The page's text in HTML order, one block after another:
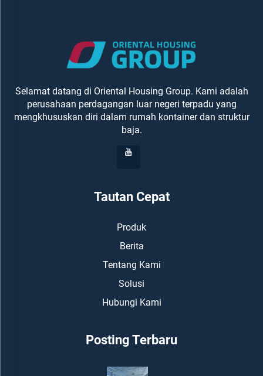
Selamat datang di Oriental Housing Group. Kami adalah
perusahaan perdagangan luar negeri terpadu yang
mengkhususkan diri dalam rumah kontainer dan struktur
baja.
Tautan Cepat
Produk
Berita
Tentang Kami
Solusi
Hubungi Kami
Posting Terbaru